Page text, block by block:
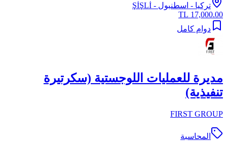
تركيا - اسطنبول - ŞİŞLİ
17,000.00 TL
دوام كامل
مديرة للعمليات اللوجستية (سكرتيرة
تنفيذية)
FIRST GROUP
المحاسبة